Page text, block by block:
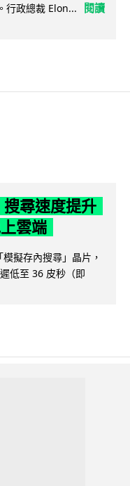
行政總裁 Elon...
閱讀
尋速度提升
雲端
擬存內搜尋」晶片，
低至 36 皮秒（即